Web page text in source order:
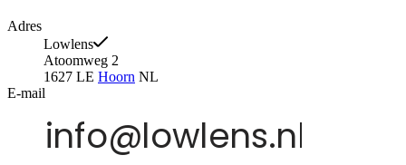
Adres
Lowlens
Atoomweg 2
1627 LE Hoorn NL
E-mail